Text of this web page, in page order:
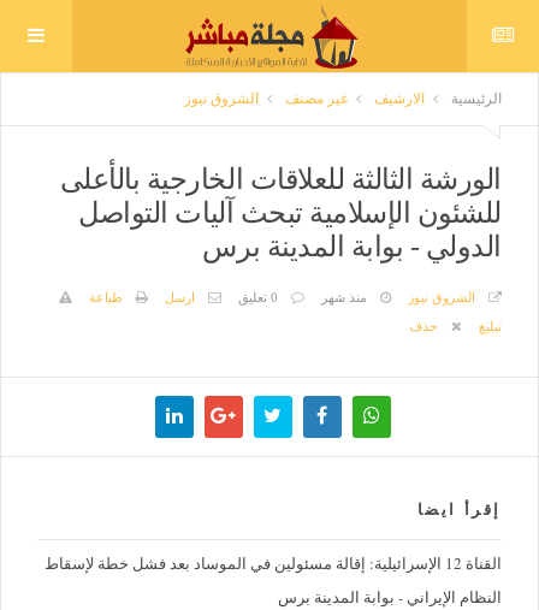
الرئيسية الارشيف غير مصنف الشروق نيوز
الورشة الثالثة للعلاقات الخارجية بالأعلى
للشئون الإسلامية تبحث آليات التواصل
الدولي - بوابة المدينة برس
الشروق نيوز منذ شهر 0 تعليق ارسل
طباعة
تبليغ
حذف
إقرأ ايضا
القناة 12 الإسرائيلية: إقالة مسئولين في الموساد بعد فشل خطة لإسقاط
النظام الإيراني - بوابة المدينة برس